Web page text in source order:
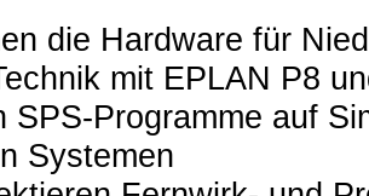
die Hardware für
mit EPLAN P8
SPS-Programme auf
Systemen